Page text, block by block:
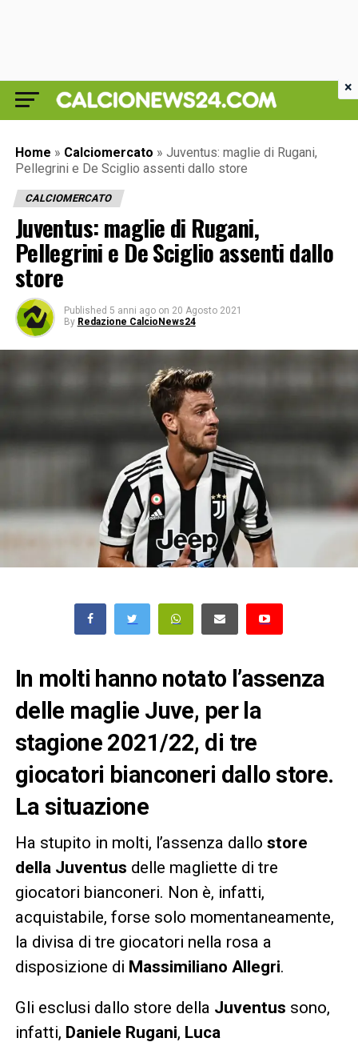
Home » Calciomercato » Juventus: maglie di Rugani,
Pellegrini e De Sciglio assenti dallo store
CALCIOMERCATO
Juventus: maglie di Rugani,
Pellegrini e De Sciglio assenti dallo
store
Published 5 anni ago on 20 Agosto 2021
By Redazione CalcioNews24
In molti hanno notato l’assenza
delle maglie Juve, per la
stagione 2021/22, di tre
giocatori bianconeri dallo store.
La situazione
Ha stupito in molti, l’assenza dallo store
della Juventus delle magliette di tre
giocatori bianconeri. Non è, infatti,
acquistabile, forse solo momentaneamente,
la divisa di tre giocatori nella rosa a
disposizione di Massimiliano Allegri.
Gli esclusi dallo store della Juventus sono,
infatti, Daniele Rugani, Luca
×